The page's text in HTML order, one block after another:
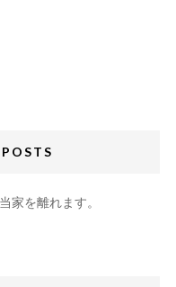
家を離れます。